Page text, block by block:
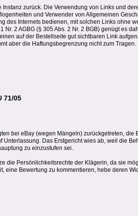
zurück. Die Verwendung von Links und
und Verwender von Allgemeinen
des Internets bedienen, mit solchen Links ohne
Nr. 2 AGBG (§ 305 Abs. 2 Nr. 2 BGB) genügt es
auf der Bestellseite gut sichtbaren Link
aber die Haftungsbegrenzung nicht zum Tragen.
71/05
bei eBay (wegen Mängeln) zurückgetreten, die
Das Erstgericht wies ab, weil die
zu einzustufen sei.
die Persönlichkeitsrechte der Klägerin, da sie
eine Bewertung zu kommentieren, hebe deren